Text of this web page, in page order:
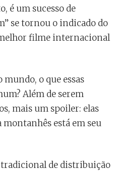
é um sucesso de
se tornou o indicado do
filme internacional
o que essas
Além de serem
mais um spoiler: elas
está em seu
de distribuição